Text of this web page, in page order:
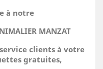
à notre
MANZAT
clients à votre
gratuites,